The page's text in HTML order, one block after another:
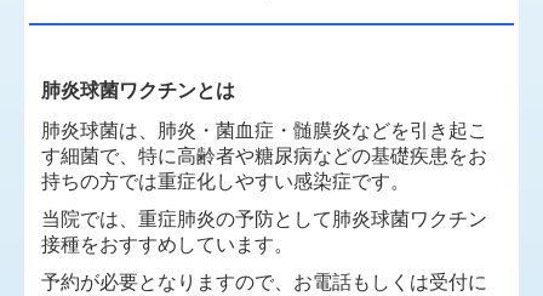
肺炎球菌ワクチンとは
肺炎球菌は、肺炎・菌血症・髄膜炎などを引き起こ
す細菌で、特に高齢者や糖尿病などの基礎疾患をお
持ちの方では重症化しやすい感染症です。
当院では、重症肺炎の予防として肺炎球菌ワクチン
接種をおすすめしています。
予約が必要となりますので、お電話もしくは受付に